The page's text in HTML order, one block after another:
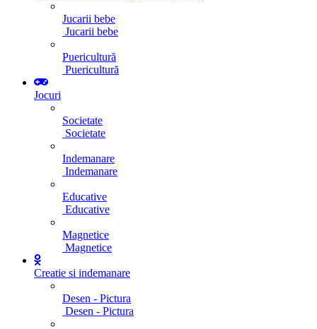
Jucarii bebe
Jucarii bebe
Puericultură
Puericultură
Jocuri
Societate
Societate
Indemanare
Indemanare
Educative
Educative
Magnetice
Magnetice
Creatie si indemanare
Desen - Pictura
Desen - Pictura